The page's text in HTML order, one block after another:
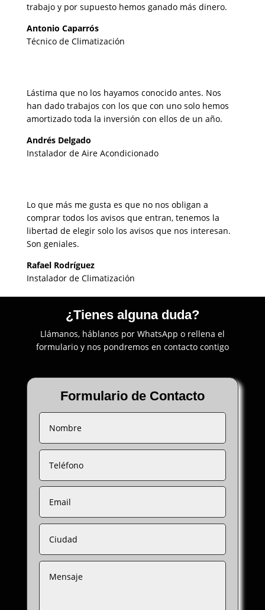
trabajo y por supuesto hemos ganado más dinero.
Antonio Caparrós
Técnico de Climatización
Lástima que no los hayamos conocido antes. Nos
han dado trabajos con los que con uno solo hemos
amortizado toda la inversión con ellos de un año.
Andrés Delgado
Instalador de Aire Acondicionado
Lo que más me gusta es que no nos obligan a
comprar todos los avisos que entran, tenemos la
libertad de elegir solo los avisos que nos interesan.
Son geniales.
Rafael Rodríguez
Instalador de Climatización
¿Tienes alguna duda?
Llámanos, háblanos por WhatsApp o rellena el
formulario y nos pondremos en contacto contigo
Formulario de Contacto